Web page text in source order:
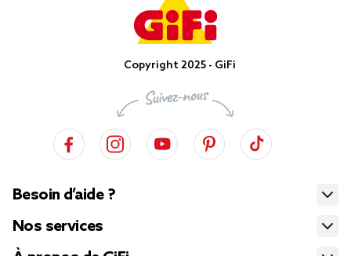
Copyright 2025 - GiFi
Besoin d’aide ?
Nos services